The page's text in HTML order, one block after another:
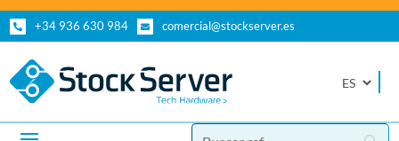
 +34 936 630 984  comercial@stockserver.es